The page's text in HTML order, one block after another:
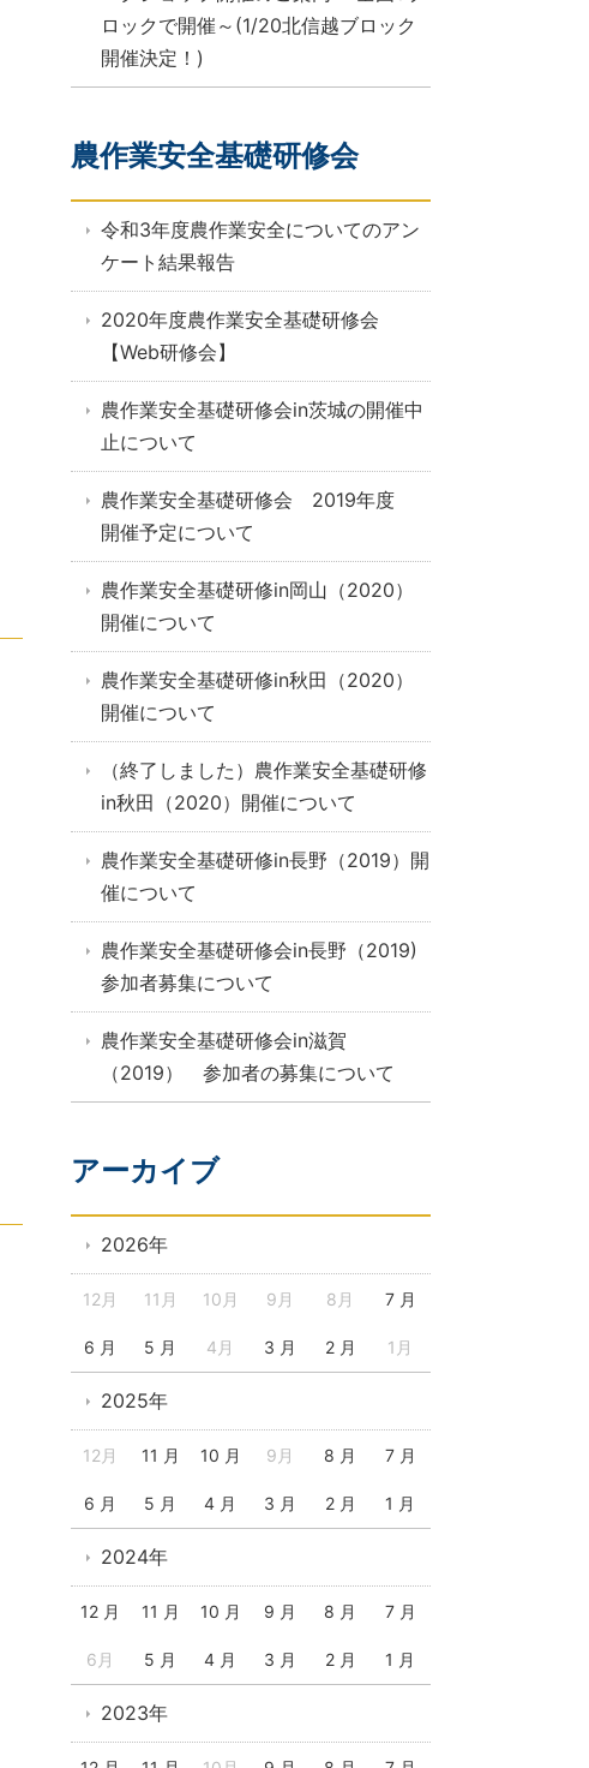
ロックで開催～(1/20北信越ブロック
開催決定！)
農作業安全基礎研修会
令和3年度農作業安全についてのアン
ケート結果報告
2020年度農作業安全基礎研修会
【Web研修会】
農作業安全基礎研修会in茨城の開催中
止について
農作業安全基礎研修会 2019年度
開催予定について
農作業安全基礎研修in岡山（2020）
開催について
農作業安全基礎研修in秋田（2020）
開催について
（終了しました）農作業安全基礎研修
in秋田（2020）開催について
農作業安全基礎研修in長野（2019）開
催について
農作業安全基礎研修会in長野（2019)
参加者募集について
農作業安全基礎研修会in滋賀
（2019） 参加者の募集について
アーカイブ
2026年
12月 11月 10月 9月 8月 7 月
6 月 5 月 4月 3 月 2 月 1月
2025年
12月 11 月 10 月 9月 8 月 7 月
6 月 5 月 4 月 3 月 2 月 1 月
2024年
12 月 11 月 10 月 9 月 8 月 7 月
6月 5 月 4 月 3 月 2 月 1 月
2023年